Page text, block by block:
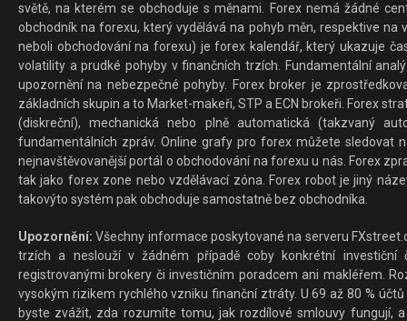
světě, na kterém se obchoduje s měnami. Forex nemá žádné
obchodník na forexu, který vydělává na pohyb měn, respektive
neboli obchodování na forexu) je forex kalendář, který ukazuje
volatility a prudké pohyby v finančních trzích. Fundamentální
upozornění na nebezpečné pohyby. Forex broker je
základních skupin a to Market-makeři, STP a ECN brokeři. Forex
(diskreční), mechanická nebo plně automatická (takzvaný
fundamentálních zpráv. Online grafy pro forex můžete sledovat
nejnavštěvovanější portál o obchodování na forexu u nás. Forex
tak jako forex zone nebo vzdělávací zóna. Forex robot je jiný
takovýto systém pak obchoduje samostatně bez obchodníka.
Upozornění: Všechny informace poskytované na serveru
trzích a neslouží v žádném případě coby konkrétní investiční
registrovanými brokery či investičním poradcem ani makléřem.
vysokým rizikem rychlého vzniku finanční ztráty. U 69 až 80 %
byste zvážit, zda rozumíte tomu, jak rozdílové smlouvy fungují,